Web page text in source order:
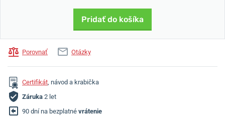
Pridať do košíka
Porovnať Otázky
Certifikát, návod a krabička
Záruka 2 let
90 dní na bezplatné vrátenie